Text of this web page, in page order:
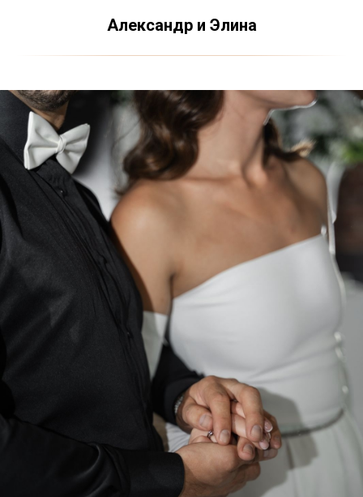
Александр и Элина